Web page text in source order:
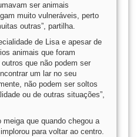
ser animais
muito vulneráveis, perto
outras”, partilha.
de Lisa e apesar de
animais que foram
que não podem ser
um lar no seu
não podem ser soltos
ou de outras situações”,
que quando chegou a
para voltar ao centro.